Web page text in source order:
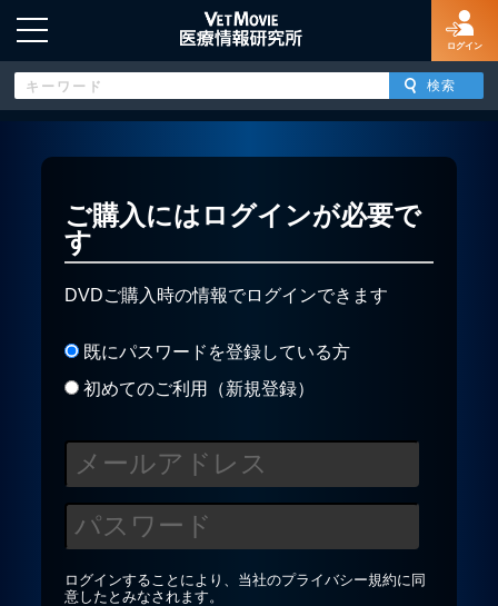
ログイン
新規登録
よくあるご質問
著作権について
プライバシーポリシー
ご購入にはログインが必要で
す
DVDご購入時の情報でログインできます
既にパスワードを登録している方
初めてのご利用（新規登録）
ログインすることにより、当社のプライバシー規約に同
意したとみなされます。